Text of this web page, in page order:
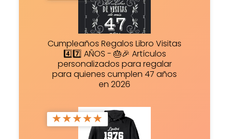
Cumpleaños Regalos Libro Visitas
4️⃣7️⃣ AÑOS - 🎂🎉 Artículos
personalizados para regalar
para quienes cumplen 47 años
en 2026
★★★★★